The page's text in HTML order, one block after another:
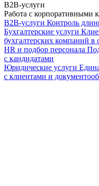
B2B-услуги
Работа с корпоративными
B2B-услуги Контроль
Бухгалтерские услуги
бухгалтерских компаний в
HR и подбор персонала
с кандидатами
Юридические услуги
с клиентами и